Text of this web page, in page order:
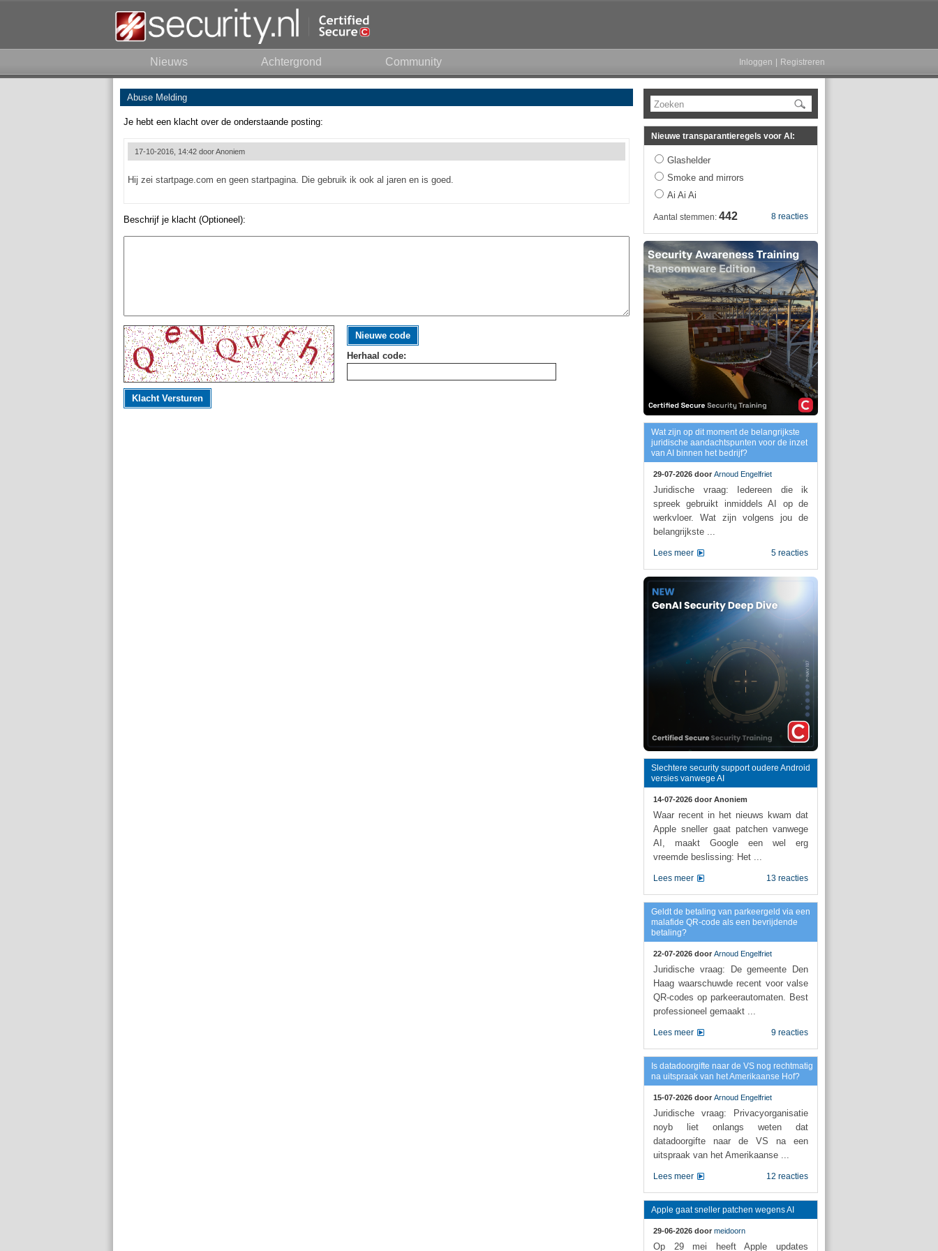
Nieuws Achtergrond Community Inloggen Registreren
Abuse Melding
Je hebt een klacht over de onderstaande posting:
17-10-2016, 14:42 doorAnoniem
Hij zei startpage.com en geen startpagina. Die gebruik ik ook al jaren en is goed.
Beschrijf je klacht (Optioneel):
Nieuwe code
Herhaal code:
Klacht Versturen
Zoeken
Nieuwe transparantieregels voor AI:
Glashelder
Smoke and mirrors
Ai Ai Ai
8 reacties
Aantal stemmen: 442
Wat zijn op dit moment de belangrijkste
juridische aandachtspunten voor de inzet
van AI binnen het bedrijf?
29-07-2026 door Arnoud Engelfriet
Juridische vraag: Iedereen die ik
spreek gebruikt inmiddels AI op de
werkvloer. Wat zijn volgens jou de
belangrijkste ...
5 reacties
Lees meer
Slechtere security support oudere Android
versies vanwege AI
14-07-2026 door Anoniem
Waar recent in het nieuws kwam dat
Apple sneller gaat patchen vanwege
AI, maakt Google een wel erg
vreemde beslissing: Het ...
13 reacties
Lees meer
Geldt de betaling van parkeergeld via een
malafide QR-code als een bevrijdende
betaling?
22-07-2026 door Arnoud Engelfriet
Juridische vraag: De gemeente Den
Haag waarschuwde recent voor valse
QR-codes op parkeerautomaten. Best
professioneel gemaakt ...
9 reacties
Lees meer
Is datadoorgifte naar de VS nog rechtmatig
na uitspraak van het Amerikaanse Hof?
15-07-2026 door Arnoud Engelfriet
Juridische vraag: Privacyorganisatie
noyb liet onlangs weten dat
datadoorgifte naar de VS na een
uitspraak van het Amerikaanse ...
12 reacties
Lees meer
Apple gaat sneller patchen wegens AI
29-06-2026 door meidoorn
Op 29 mei heeft Apple updates